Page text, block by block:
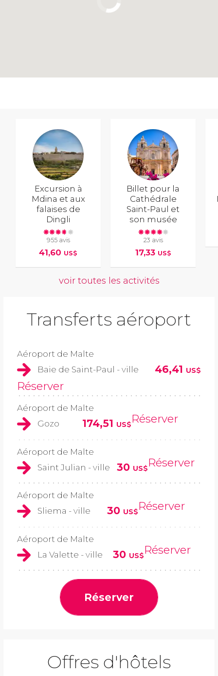
Excursion à
Mdina et aux
falaises de
Dingli
955 avis
41,60 US$
Billet pour la
Cathédrale
Saint-Paul et
son musée
23 avis
17,33 US$
voir toutes les activités
Transferts aéroport
Aéroport de Malte
Baie de Saint-Paul - ville
46,41 US$
Réserver
Aéroport de Malte
Gozo
174,51 US$Réserver
Aéroport de Malte
Saint Julian - ville
30 US$Réserver
Aéroport de Malte
Sliema - ville
30 US$Réserver
Aéroport de Malte
La Valette - ville
30 US$Réserver
Réserver
Offres d'hôtels